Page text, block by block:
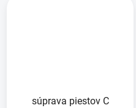
súprava piestov C